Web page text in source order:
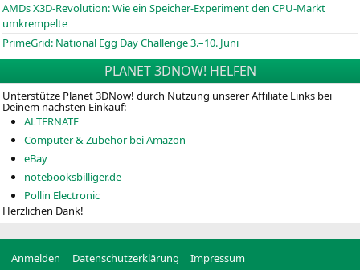
AMDs X3D-Revolution: Wie ein Speicher-Experiment den CPU-Markt
umkrempelte
PrimeGrid: National Egg Day Challenge 3.–10. Juni
PLANET 3DNOW! HELFEN
Unterstütze Planet 3DNow! durch Nutzung unserer Affiliate Links bei
Deinem nächsten Einkauf:
ALTERNATE
Computer & Zubehör bei Amazon
eBay
notebooksbilliger.de
Pollin Electronic
Herzlichen Dank!
Anmelden Datenschutzerklärung Impressum